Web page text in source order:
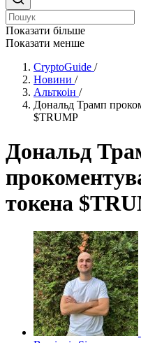
Показати більше
Показати менше
CryptoGuide /
Новини /
Альткоін /
Дональд Трамп
$TRUMP
Дональд
токена